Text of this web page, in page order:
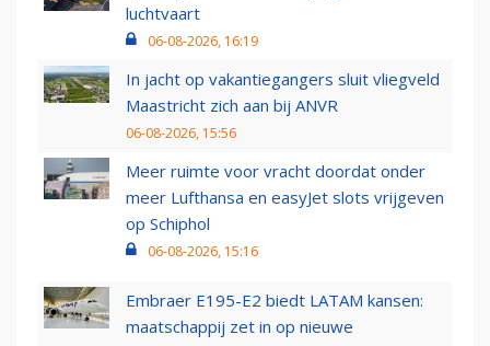
luchtvaart
06-08-2026, 16:19
In jacht op vakantiegangers sluit vliegveld
Maastricht zich aan bij ANVR
06-08-2026, 15:56
Meer ruimte voor vracht doordat onder
meer Lufthansa en easyJet slots vrijgeven
op Schiphol
06-08-2026, 15:16
Embraer E195-E2 biedt LATAM kansen:
maatschappij zet in op nieuwe